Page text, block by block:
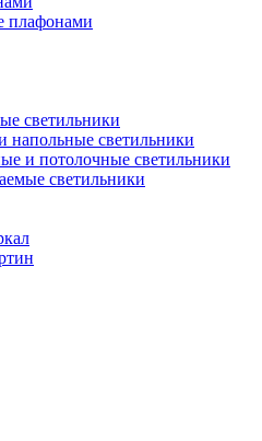
плафонами
светильники
напольные светильники
и потолочные светильники
светильники